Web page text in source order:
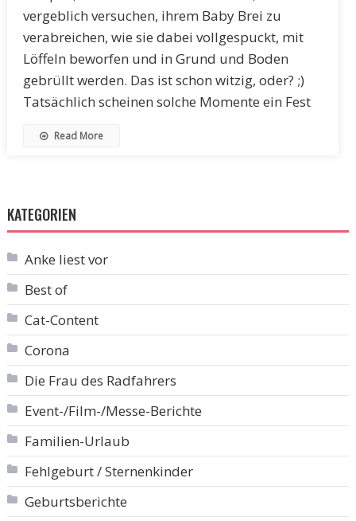
vergeblich versuchen, ihrem Baby Brei zu
verabreichen, wie sie dabei vollgespuckt, mit
Löffeln beworfen und in Grund und Boden
gebrüllt werden. Das ist schon witzig, oder? ;)
Tatsächlich scheinen solche Momente ein Fest
Read More
KATEGORIEN
Anke liest vor
Best of
Cat-Content
Corona
Die Frau des Radfahrers
Event-/Film-/Messe-Berichte
Familien-Urlaub
Fehlgeburt / Sternenkinder
Geburtsberichte